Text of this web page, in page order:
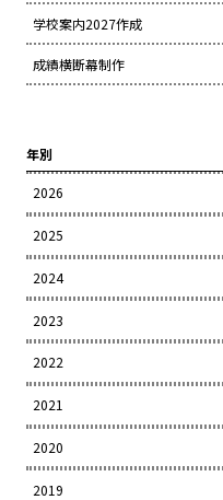
学校案内2027作成
成績横断幕制作
年別
2026
2025
2024
2023
2022
2021
2020
2019